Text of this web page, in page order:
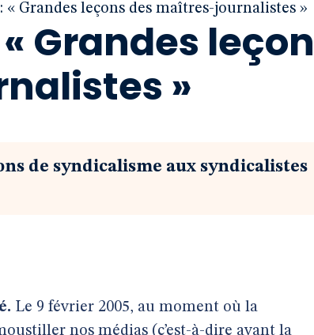
« Grandes leçons des maîtres-journalistes »
Grandes
»
de syndicalisme aux syndicalistes
Le 9 février 2005, au moment où la
nos médias (c’est-à-dire avant la